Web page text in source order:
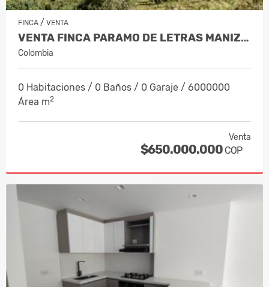
FINCA / VENTA
VENTA FINCA PARAMO DE LETRAS MANIZAL…
Colombia
0 Habitaciones / 0 Baños / 0 Garaje / 6000000
Área m2
Venta
$650.000.000 COP